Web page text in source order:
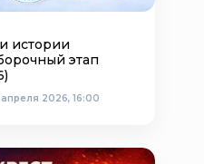
истории
этап
2026, 16:00